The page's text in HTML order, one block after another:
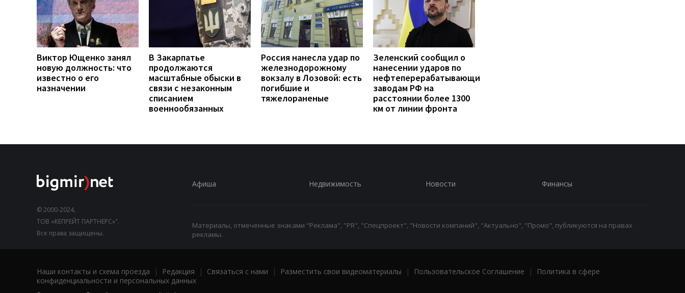
Виктор Ющенко занял
новую должность: что
известно о его
назначении
В Закарпатье
продолжаются
масштабные обыски в
связи с незаконным
списанием
военнообязанных
Россия нанесла удар по
железнодорожному
вокзалу в Лозовой: есть
погибшие и
тяжелораненые
Зеленский сообщил о
нанесении ударов по
нефтеперерабатывающим
заводам РФ на
расстоянии более 1300
км от линии фронта
© 2000-2024,
ТОВ «КЕПРЕЙТ ПАРТНЕРС»".
Все права защищены.
Афиша Недвижимость Новости Финансы
Материалы, отмеченные знаками "Реклама", "PR", "Спецпроект", "Новости компаний", "Актуально", "Промо", публикуются на правах
рекламы.
Наши контакты и схема проезда | Редакция | Связаться с нами | Разместить свои видеоматериалы | Пользовательское Соглашение |
Политика в сфере
конфиденциальности и персональных данных